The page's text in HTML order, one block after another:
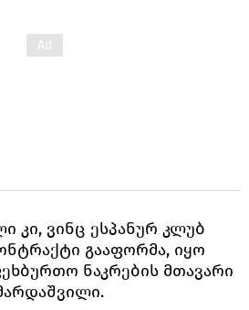
კი, ვინც ესპანურ კლუბ
გააფორმა, იყო
ნაკრების მთავარი